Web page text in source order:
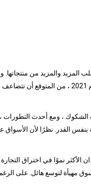
المزيد والمزيد من منتجاتها.
الاجتماعي هي سبب كبير للنمو الذي شهدته هذه السوق حتى الآن. يتم إلهام المستهلكين من خلال المنشورات عبر
الشكوك ، ومع أحدث
القدر. نظرًا لأن الأسواق
نموًا في اختراق التجارة
السوق مهيأة لتوسع هائل. على